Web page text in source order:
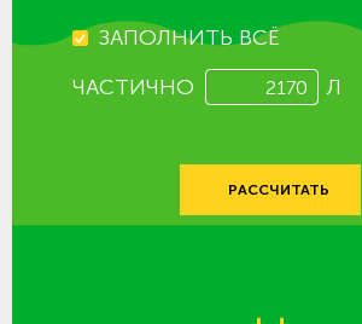
ЗАПОЛНИТЬ ВСЁ
ЧАСТИЧНО
Л
РАССЧИТАТЬ